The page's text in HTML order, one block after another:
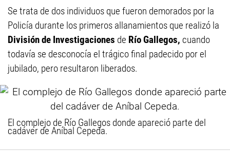
Se trata de dos individuos que fueron demorados por la
Policía durante los primeros allanamientos que realizó la
División de Investigaciones de Río Gallegos, cuando
todavía se desconocía el trágico final padecido por el
jubilado, pero resultaron liberados.
El complejo de Río Gallegos donde apareció parte del
cadáver de Aníbal Cepeda.